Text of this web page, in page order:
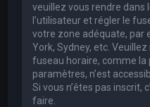
veuillez vous rendre dans
l’utilisateur et régler le
votre zone adéquate, par
York, Sydney, etc.
fuseau horaire, comme la
paramètres, n’est
Si vous n’êtes pas inscrit,
faire.